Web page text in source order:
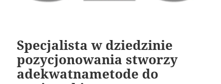
Specjalista w dziedzinie
pozycjonowania stworzy
adekwatnametode do